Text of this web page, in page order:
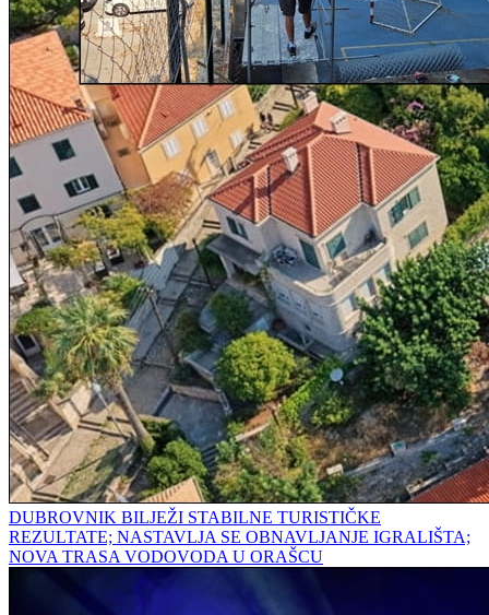
DUBROVNIK BILJEŽI STABILNE TURISTIČKE
REZULTATE; NASTAVLJA SE OBNAVLJANJE IGRALIŠTA;
NOVA TRASA VODOVODA U ORAŠCU